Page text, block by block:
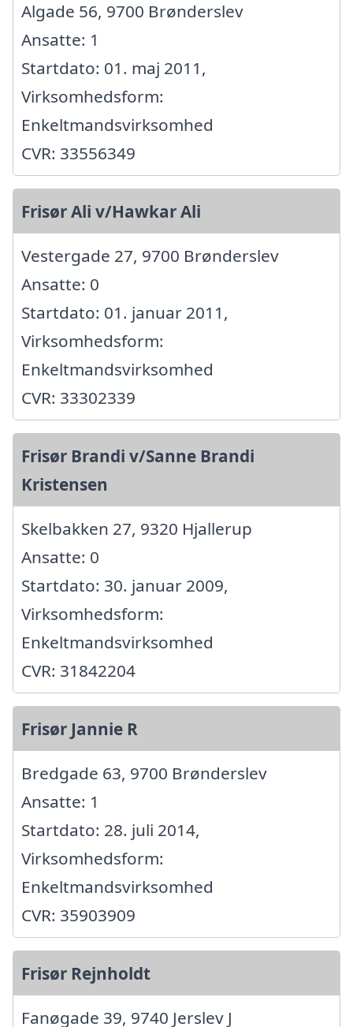
Algade 56, 9700 Brønderslev
Ansatte: 1
Startdato: 01. maj 2011,
Virksomhedsform:
Enkeltmandsvirksomhed
CVR: 33556349
Frisør Ali v/Hawkar Ali
Vestergade 27, 9700 Brønderslev
Ansatte: 0
Startdato: 01. januar 2011,
Virksomhedsform:
Enkeltmandsvirksomhed
CVR: 33302339
Frisør Brandi v/Sanne Brandi
Kristensen
Skelbakken 27, 9320 Hjallerup
Ansatte: 0
Startdato: 30. januar 2009,
Virksomhedsform:
Enkeltmandsvirksomhed
CVR: 31842204
Frisør Jannie R
Bredgade 63, 9700 Brønderslev
Ansatte: 1
Startdato: 28. juli 2014,
Virksomhedsform:
Enkeltmandsvirksomhed
CVR: 35903909
Frisør Rejnholdt
Fanøgade 39, 9740 Jerslev J